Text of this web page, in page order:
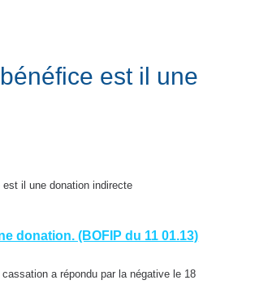
est il une
il une donation indirecte
donation. (BOFIP du 11 01.13)
a répondu par la négative le 18